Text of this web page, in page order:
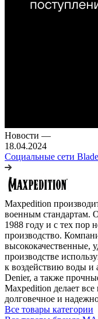
Новости —
18.04.2024
Социальные сети
Maxpedition
военным стандартам.
1988 году и с тех пор
производство.
высококачественные,
производстве
к воздействию воды и
Denier, а также
Maxpedition делает
долговечное и
Все товары категории